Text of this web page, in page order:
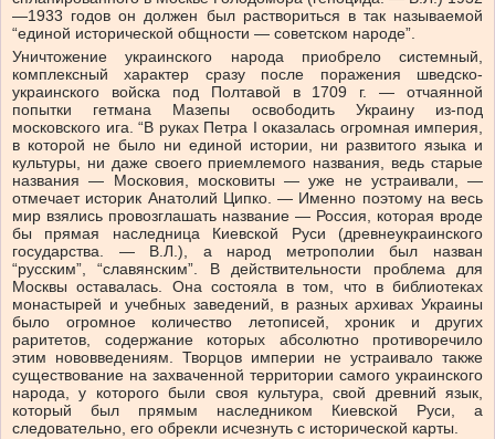
—1933 годов он должен был раствориться в так называемой
“единой исторической общности — советском народе”.
Уничтожение украинского народа приобрело системный,
комплексный характер сразу после поражения шведско-
украинского войска под Полтавой в 1709 г. — отчаянной
попытки гетмана Мазепы освободить Украину из-под
московского ига. “В руках Петра І оказалась огромная империя,
в которой не было ни единой истории, ни развитого языка и
культуры, ни даже своего приемлемого названия, ведь старые
названия — Московия, московиты — уже не устраивали, —
отмечает историк Анатолий Ципко. — Именно поэтому на весь
мир взялись провозглашать название — Россия, которая вроде
бы прямая наследница Киевской Руси (древнеукраинского
государства. — В.Л.), а народ метрополии был назван
“русским”, “славянским”. В действительности проблема для
Москвы оставалась. Она состояла в том, что в библиотеках
монастырей и учебных заведений, в разных архивах Украины
было огромное количество летописей, хроник и других
раритетов, содержание которых абсолютно противоречило
этим нововведениям. Творцов империи не устраивало также
существование на захваченной территории самого украинского
народа, у которого были своя культура, свой древний язык,
который был прямым наследником Киевской Руси, а
следовательно, его обрекли исчезнуть с исторической карты.